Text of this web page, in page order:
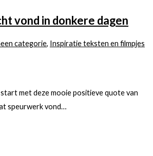
vond in donkere dagen
categorie, Inspiratie teksten en filmpjes
met deze mooie positieve quote van
speurwerk vond…